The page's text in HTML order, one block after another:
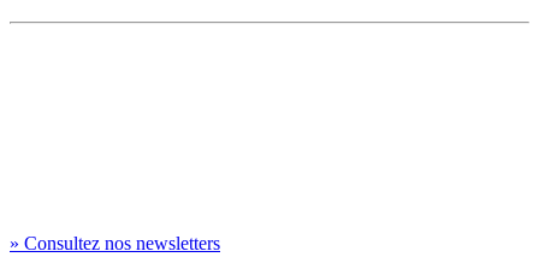
» Consultez nos newsletters